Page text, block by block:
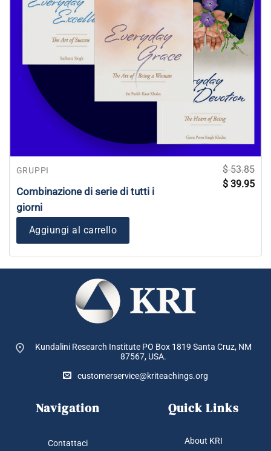
GRUPPI
Combinazione di serie di tutti i
giorni
$53.85
Il
prezzo
$ 39.95Il
Aggiungi al carrello
Kundalini Research Institute PO Box 1819 Santa Cruz, NM
87567, USA.
customerservice@kriteachings.org
Navigation
Contattaci
Quick Links
About KRI